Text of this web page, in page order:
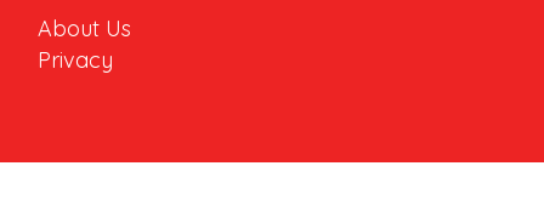
About Us
Privacy